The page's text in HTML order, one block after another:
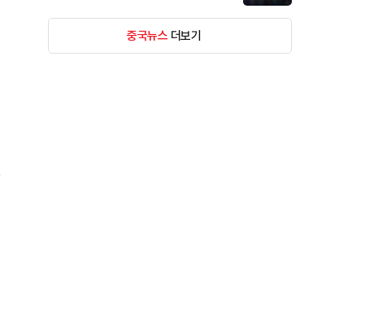
중국뉴스더보기